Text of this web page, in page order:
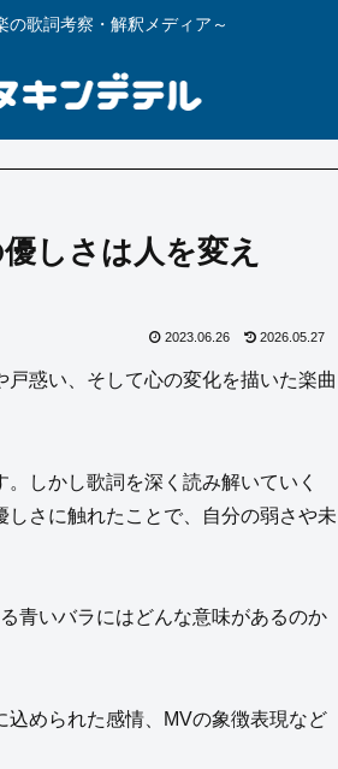
の歌詞考察・解釈メディア～
しさは人を変え
2023.06.26 2026.05.27
惑い、そして心の変化を描いた楽曲
しかし歌詞を深く読み解いていく
さに触れたことで、自分の弱さや未
青いバラにはどんな意味があるのか
められた感情、MVの象徴表現など